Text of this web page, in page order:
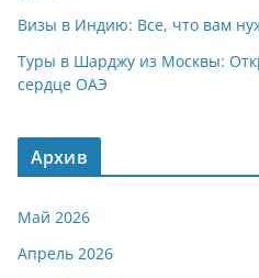
Визы в Индию: Все, что вам
Туры в Шарджу из Москвы:
сердце ОАЭ
Архив
Май 2026
Апрель 2026